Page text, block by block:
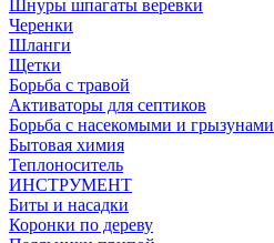
Шнуры шпагаты веревки
Черенки
Шланги
Щетки
Борьба с травой
Активаторы для септиков
Борьба с насекомыми и грызунами
Бытовая химия
Теплоноситель
ИНСТРУМЕНТ
Биты и насадки
Коронки по дереву